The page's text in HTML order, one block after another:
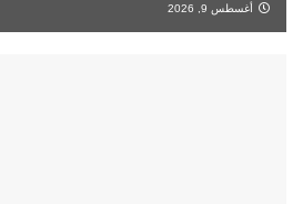
أغسطس 9, 2026